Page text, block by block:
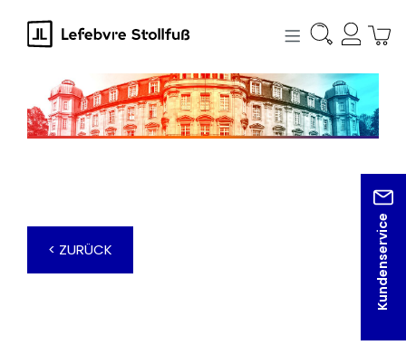
springen
Kundenservice
< ZURÜCK